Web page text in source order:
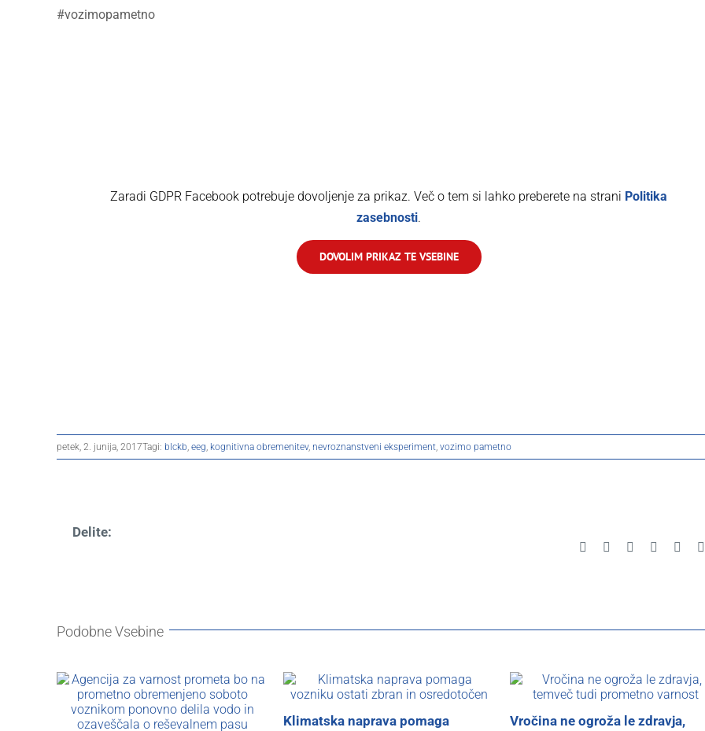
#vozimopametno
Zaradi GDPR Facebook potrebuje dovoljenje za prikaz. Več o tem si lahko preberete na strani Politika
zasebnosti.
DOVOLIM PRIKAZ TE VSEBINE
petek, 2. junija, 2017Tagi: blckb, eeg, kognitivna obremenitev, nevroznanstveni eksperiment, vozimo pametno
Delite:
Facebook Reddit LinkedIn
Podobne Vsebine
Klimatska naprava pomaga Vročina ne ogroža le zdravja,